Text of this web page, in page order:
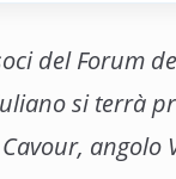
del Forum
si terrà
angolo